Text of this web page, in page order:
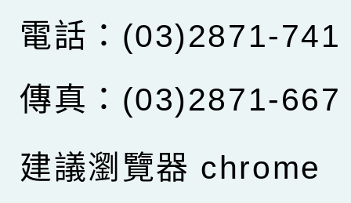
電話：(03)2871-741
傳真：(03)2871-667
建議瀏覽器 chrome